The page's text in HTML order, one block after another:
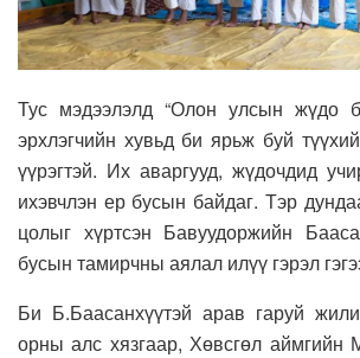
Тус мэдээлэлд “Олон улсын жүдо
эрхлэгчийн хувьд би ярьж буй
үүрэгтэй. Их аваргууд, жүдочдид
ихэвчлэн ер бусын байдаг. Тэр
цолыг хүртсэн Бавуудоржийн
бусын тамирчны аялал илүү гэрэл
Би Б.Баасанхүүтэй арав гаруй
орны алс хязгаар, Хөвсгөл аймгийн